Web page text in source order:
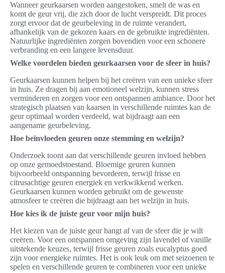
Wanneer geurkaarsen worden aangestoken, smelt de was en
komt de geur vrij, die zich door de lucht verspreidt. Dit proces
zorgt ervoor dat de geurbeleving in de ruimte verandert,
afhankelijk van de gekozen kaars en de gebruikte ingrediënten.
Natuurlijke ingrediënten zorgen bovendien voor een schonere
verbranding en een langere levensduur.
Welke voordelen bieden geurkaarsen voor de sfeer in huis?
Geurkaarsen kunnen helpen bij het creëren van een unieke sfeer
in huis. Ze dragen bij aan emotioneel welzijn, kunnen stress
verminderen en zorgen voor een ontspannen ambiance. Door het
strategisch plaatsen van kaarsen in verschillende ruimtes kan de
geur optimaal worden verdeeld, wat bijdraagt aan een
aangename geurbeleving.
Hoe beïnvloeden geuren onze stemming en welzijn?
Onderzoek toont aan dat verschillende geuren invloed hebben
op onze gemoedstoestand. Bloemige geuren kunnen
bijvoorbeeld ontspanning bevorderen, terwijl frisse en
citrusachtige geuren energiek en verkwikkend werken.
Geurkaarsen kunnen worden gebruikt om de gewenste
atmosfeer te creëren die bijdraagt aan het welzijn in huis.
Hoe kies ik de juiste geur voor mijn huis?
Het kiezen van de juiste geur hangt af van de sfeer die je wilt
creëren. Voor een ontspannen omgeving zijn lavendel of vanille
uitstekende keuzes, terwijl frisse geuren zoals eucalyptus goed
zijn voor energieke ruimtes. Het is ook leuk om met seizoenen te
spelen en verschillende geuren te combineren voor een unieke